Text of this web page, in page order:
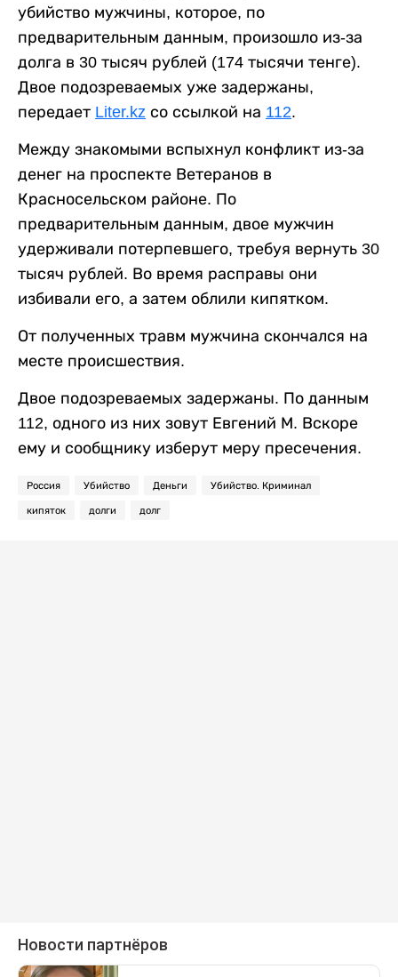
убийство мужчины, которое, по
предварительным данным, произошло из-за
долга в 30 тысяч рублей (174 тысячи тенге).
Двое подозреваемых уже задержаны,
передает Liter.kz со ссылкой на 112.
Между знакомыми вспыхнул конфликт из-за
денег на проспекте Ветеранов в
Красносельском районе. По
предварительным данным, двое мужчин
удерживали потерпевшего, требуя вернуть 30
тысяч рублей. Во время расправы они
избивали его, а затем облили кипятком.
От полученных травм мужчина скончался на
месте происшествия.
Двое подозреваемых задержаны. По данным
112, одного из них зовут Евгений М. Вскоре
ему и сообщнику изберут меру пресечения.
Россия Убийство Деньги Убийство. Криминал
кипяток долги долг